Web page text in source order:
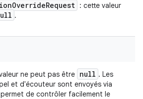
OverrideRequest : cette valeur
.
ne peut pas être null . Les
et d'écouteur sont envoyés via
de contrôler facilement le